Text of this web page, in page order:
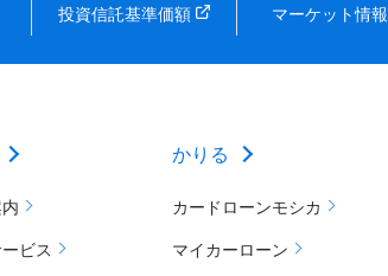
投資信託基準価額 マーケット情報
ビス
かりる
カードローンモシカ
マイカーローン